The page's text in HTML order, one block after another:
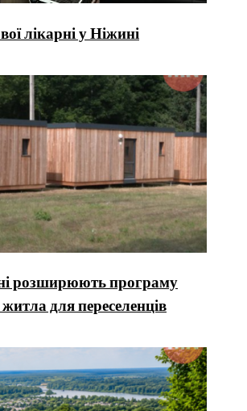
лікарні у Ніжині
розширюють програму
для переселенців